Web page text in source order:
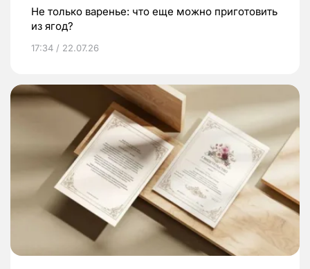
Не только варенье: что еще можно приготовить
из ягод?
17:34 / 22.07.26